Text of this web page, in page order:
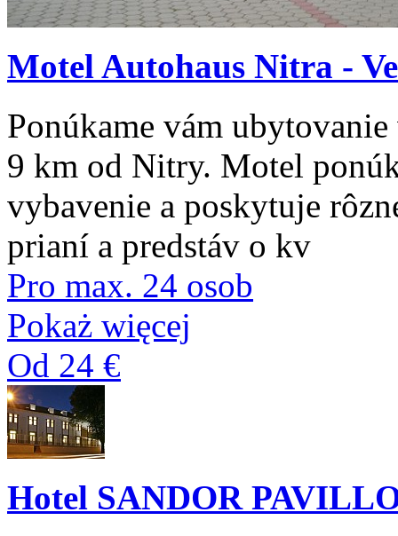
Motel Autohaus Nitra -
Ponúkame vám
9 km od Nitry. Motel
vybavenie a poskytuje
prianí a predstáv o kv
Pro max. 24 osob
Pokaż więcej
Od 24 €
Hotel SANDOR